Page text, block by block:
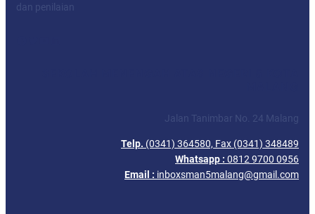
dan penilaian
Jalan Tanimbar No. 24 Malang
Telp. (0341) 364580, Fax (0341) 348489
Whatsapp : 0812 9700 0956
Email : inboxsman5malang@gmail.com